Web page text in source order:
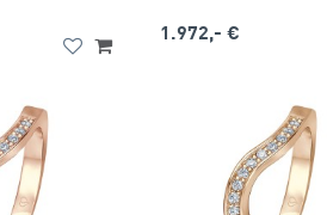
1.972,- €